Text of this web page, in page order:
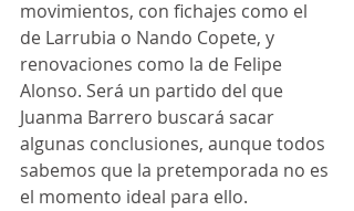
movimientos, con fichajes como el
de Larrubia o Nando Copete, y
renovaciones como la de Felipe
Alonso. Será un partido del que
Juanma Barrero buscará sacar
algunas conclusiones, aunque todos
sabemos que la pretemporada no es
el momento ideal para ello.